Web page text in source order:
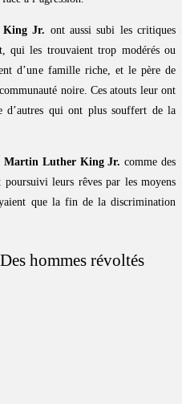
Jr. ont aussi subi les critiques
qui les trouvaient trop modérés ou
d’une famille riche, et le père de
noire. Ces atouts leur ont
d’autres qui ont plus souffert de la
Martin Luther King Jr. comme des
leurs rêves par les moyens
que la fin de la discrimination
hommes révoltés